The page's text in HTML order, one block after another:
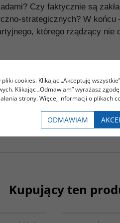
Czy faktycznie są
strategicznych? W
którego rządzący
− odpowiada na te
podejmowania decyzji
głębi, jest nieocenionym
rysownika Crazy Craba, z
Kupujący ten
cookies. Klikając „Akceptuję
Klikając „Odmawiam” wyrażasz
strony. Więcej informacji o plikach
ODMAWIAM